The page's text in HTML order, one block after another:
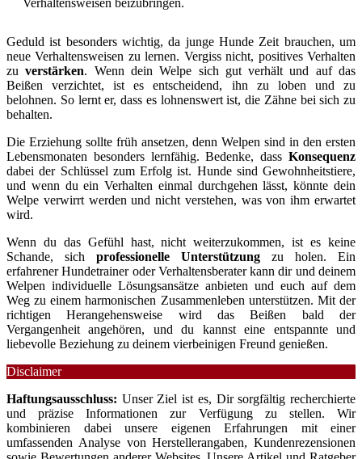
Verhaltensweisen beizubringen.
Geduld ist besonders wichtig, da junge Hunde Zeit brauchen, um
neue Verhaltensweisen zu lernen. Vergiss nicht, positives Verhalten
zuverstärken. Wenn dein Welpe sich gut verhält und auf das
Beißen verzichtet, ist es entscheidend, ihn zu loben und zu
belohnen. So lernt er, dass es lohnenswert ist, die Zähne bei sich zu
behalten.
Die Erziehung sollte früh ansetzen, denn Welpen sind in den ersten
Lebensmonaten besonders lernfähig. Bedenke, dass Konsequenz
dabei der Schlüssel zum Erfolg ist. Hunde sind Gewohnheitstiere,
und wenn du ein Verhalten einmal durchgehen lässt, könnte dein
Welpe verwirrt werden und nicht verstehen, was von ihm erwartet
wird.
Wenn du das Gefühl hast, nicht weiterzukommen, ist es keine
Schande, sich professionelle Unterstützung zu holen. Ein
erfahrener Hundetrainer oder Verhaltensberater kann dir und deinem
Welpen individuelle Lösungsansätze anbieten und euch auf dem
Weg zu einem harmonischen Zusammenleben unterstützen. Mit der
richtigen Herangehensweise wird das Beißen bald der
Vergangenheit angehören, und du kannst eine entspannte und
liebevolle Beziehung zu deinem vierbeinigen Freund genießen.
Disclaimer
Haftungsausschluss: Unser Ziel ist es, Dir sorgfältig recherchierte
und präzise Informationen zur Verfügung zu stellen. Wir
kombinieren dabei unsere eigenen Erfahrungen mit einer
umfassenden Analyse von Herstellerangaben, Kundenrezensionen